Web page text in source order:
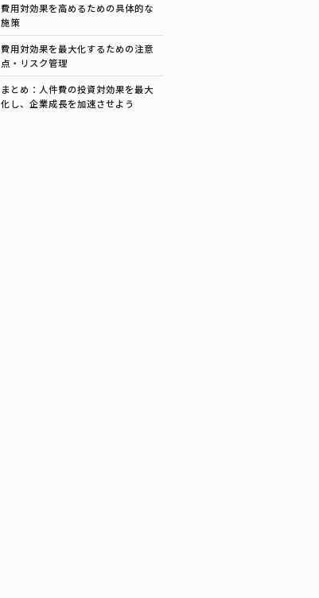
費用対効果を高めるための具体的な
施策
費用対効果を最大化するための注意
点・リスク管理
まとめ：人件費の投資対効果を最大
化し、企業成長を加速させよう